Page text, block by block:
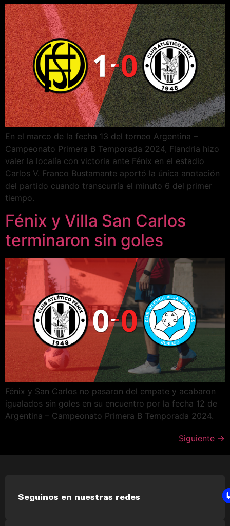
En el marco de la fecha 13 del torneo Argentina –
Campeonato Primera B Temporada 2024, Flandria hizo
valer la localía con victoria ante Fénix en el estadio
Carlos V. Franco Bustamante aportó la única anotación
del partido cuando transcurría el minuto 6 del primer
tiempo.
Fénix y Villa San Carlos
terminaron sin goles
Fénix y San Carlos no pasaron del empate y acabaron
igualados sin goles en su encuentro por la fecha 12 de
Argentina – Campeonato Primera B Temporada 2024.
Siguiente →
Seguinos en nuestras redes